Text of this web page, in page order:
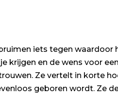
iets tegen waardoor
krijgen en de wens voor
Ze vertelt in korte
geboren wordt. Ze